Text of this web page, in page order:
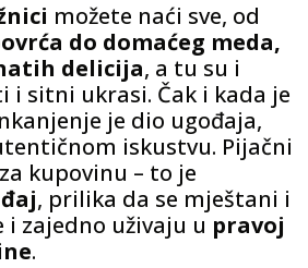
možete naći sve, od
do domaćeg meda,
delicija, a tu su i
sitni ukrasi. Čak i kada je
je dio ugođaja,
iskustvu. Pijačni
kupovinu – to je
, prilika da se mještani i
zajedno uživaju u pravoj
.